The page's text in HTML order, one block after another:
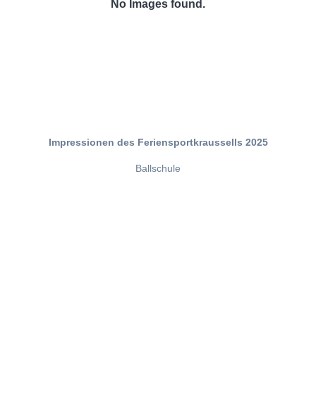
No Images found.
Impressionen des Feriensportkraussells 2025
Ballschule